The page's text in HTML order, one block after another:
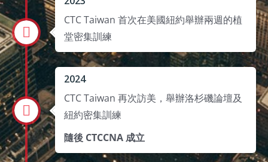
CTC Taiwan 首次在美國紐約舉辦兩週的植
堂密集訓練
2024
CTC Taiwan 再次訪美，舉辦洛杉磯論壇及
紐約密集訓練
隨後 CTCCNA 成立